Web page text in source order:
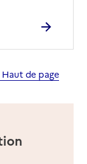
Haut de page